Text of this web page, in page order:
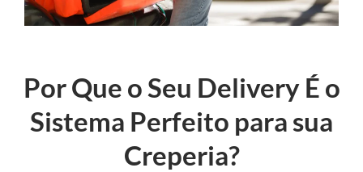
Por Que o Seu Delivery É o
Sistema Perfeito para sua
Creperia?